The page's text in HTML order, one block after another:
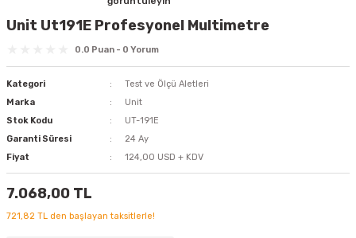
Unit Ut191E Profesyonel Multimetre
0.0 Puan - 0 Yorum
Kategori
Test ve Ölçü Aletleri
Marka
Unit
Stok Kodu
UT-191E
Garanti Süresi
24 Ay
Fiyat
124,00 USD + KDV
7.068,00 TL
721,82 TL den başlayan taksitlerle!